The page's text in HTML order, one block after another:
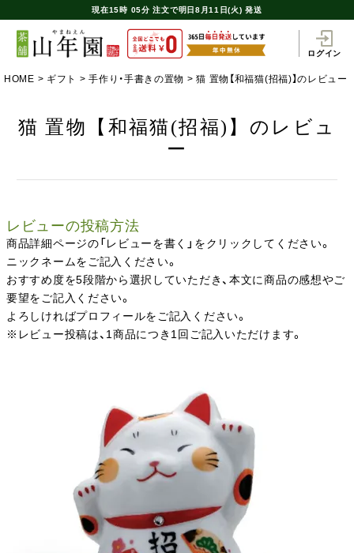
現在15時 05分 注文で明日8月11日(火) 発送
ログイン
HOME ギフト 手作り・手書きの置物 猫 置物【和福猫(招福)】のレビュー
猫 置物【和福猫(招福)】のレビュ
ー
レビューの投稿方法
商品詳細ページの「レビューを書く」をクリックしてください。
ニックネームをご記入ください。
おすすめ度を5段階から選択していただき、本文に商品の感想やご
要望をご記入ください。
よろしければプロフィールをご記入ください。
※レビュー投稿は、1商品につき1回ご記入いただけます。